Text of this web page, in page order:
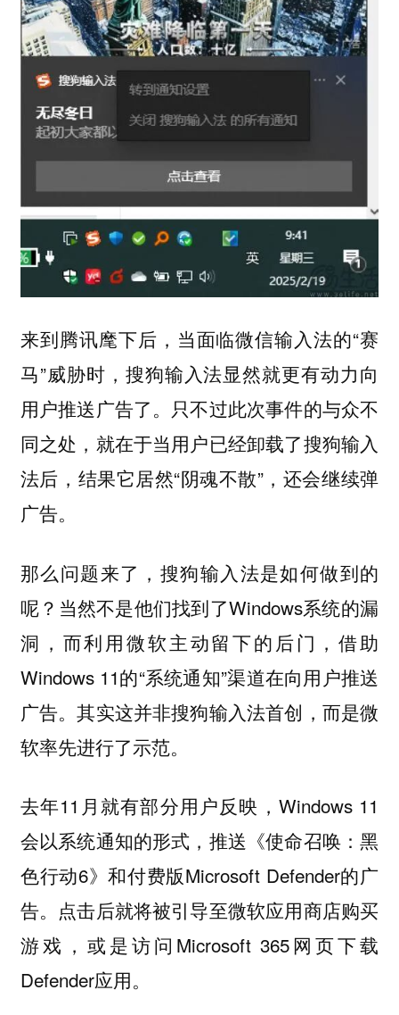
来到腾讯麾下后，当面临微信输入法的“赛
马”威胁时，搜狗输入法显然就更有动力向
用户推送广告了。只不过此次事件的与众不
同之处，就在于当用户已经卸载了搜狗输入
法后，结果它居然“阴魂不散”，还会继续弹
广告。
那么问题来了，搜狗输入法是如何做到的
呢？当然不是他们找到了Windows系统的漏
洞，而利用微软主动留下的后门，借助
Windows 11的“系统通知”渠道在向用户推送
广告。其实这并非搜狗输入法首创，而是微
软率先进行了示范。
去年11月就有部分用户反映，Windows 11
会以系统通知的形式，推送《使命召唤：黑
色行动6》和付费版Microsoft Defender的广
告。点击后就将被引导至微软应用商店购买
游戏，或是访问Microsoft 365网页下载
Defender应用。